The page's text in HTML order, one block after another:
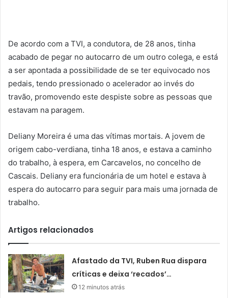
De acordo com a TVI, a condutora, de 28 anos, tinha
acabado de pegar no autocarro de um outro colega, e está
a ser apontada a possibilidade de se ter equivocado nos
pedais, tendo pressionado o acelerador ao invés do
travão, promovendo este despiste sobre as pessoas que
estavam na paragem.
Deliany Moreira é uma das vítimas mortais. A jovem de
origem cabo-verdiana, tinha 18 anos, e estava a caminho
do trabalho, à espera, em Carcavelos, no concelho de
Cascais. Deliany era funcionária de um hotel e estava à
espera do autocarro para seguir para mais uma jornada de
trabalho.
Artigos relacionados
Afastado da TVI, Ruben Rua dispara
críticas e deixa ‘recados’…
12 minutos atrás